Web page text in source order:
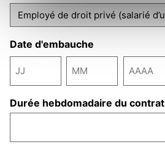
Date d'embauche
Durée hebdomadaire du contrat